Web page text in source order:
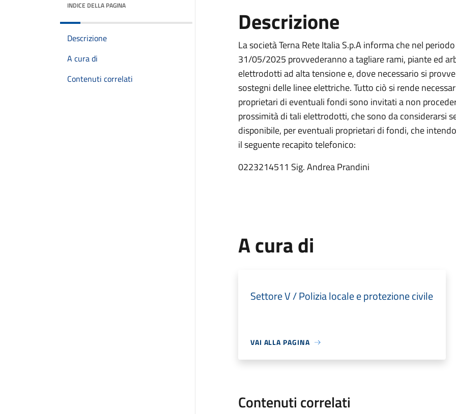
INDICE DELLA PAGINA
Descrizione
A cura di
Contenuti correlati
Descrizione
La società Terna Rete Italia S.p.A informa che nel
31/05/2025 provvederanno a tagliare rami, piante ed
elettrodotti ad alta tensione e, dove necessario si
sostegni delle linee elettriche. Tutto ciò si rende
proprietari di eventuali fondi sono invitati a non
prossimità di tali elettrodotti, che sono da considerarsi
disponibile, per eventuali proprietari di fondi, che
il seguente recapito telefonico:
0223214511 Sig. Andrea Prandini
A cura di
Settore V / Polizia locale e protezione civile
VAI ALLA PAGINA
Contenuti correlati